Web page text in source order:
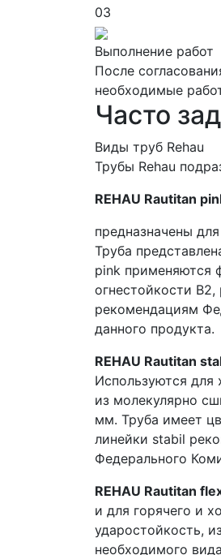
03
Выполнение работ
После
необходимые
Часто
Виды труб Rehau
Трубы Rehau
REHAU Rautitan
предназначены
Труба
pink применяются
огнестойкости
рекомендациям
данного продукта.
REHAU Rautitan
Используются для
из молекулярно
мм. Труба имеет
линейки stabil
Федерального
REHAU Rautitan
и для горячего и
ударостойкость,
необходимого